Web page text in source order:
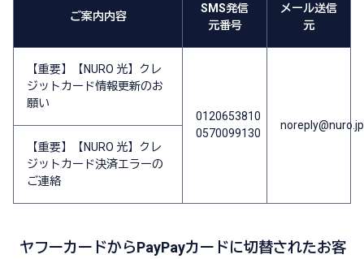
ご案内内容
SMS発信
元番号
メール送信
元
【重要】【NURO 光】クレ
ジットカード情報更新のお
願い
0120653810
0570099130
noreply@nuro.jp
【重要】【NURO 光】クレ
ジットカード決済エラーの
ご連絡
ヤフーカードからPayPayカードに切替されたお客